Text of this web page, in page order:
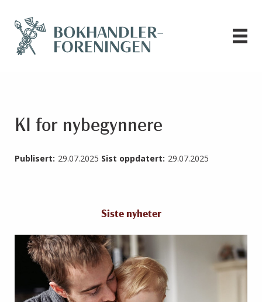
KI for nybegynnere
Publisert: 29.07.2025 Sist oppdatert: 29.07.2025
Siste nyheter